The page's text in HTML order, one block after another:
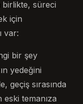
birlikte, süreci
için
var:
bir şey
yedeğini
geçiş sırasında
temanıza